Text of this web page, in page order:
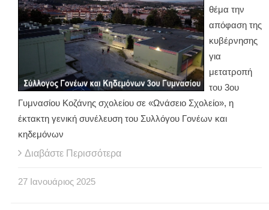
θέμα την
απόφαση της
κυβέρνησης
για
μετατροπή
του 3ου
Γυμνασίου Κοζάνης σχολείου σε «Ωνάσειο Σχολείο», η
έκτακτη γενική συνέλευση του Συλλόγου Γονέων και
κηδεμόνων
Διαβάστε Περισσότερα
27 Ιανουάριος 2025